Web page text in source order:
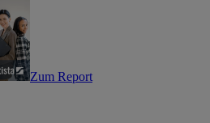
Zum Report